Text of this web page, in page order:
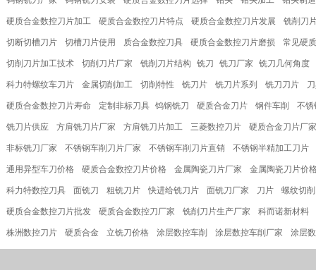
硬质合金数控刀片加工 硬质合金数控刀片特点 硬质合金数控刀片发展 铣削刀
切断切槽刀片 切槽刀片使用 质合金数控刀具 硬质合金数控刀片磨损 常见硬
切削刀片加工技术 切削刀片厂家 铣削刀片结构 ​铣刀 ​铣刀厂家 ​铣刀几何角度
科力特螺纹车刀片 金属切削加工 切削特性 铣刀片 铣刀片系列 铣刀刀片
硬质合金数控刀片寿命 定制非标刀具 ​钨钢铣刀 硬质合金刀片 钢件车削 不锈
铣刀片供应 方肩铣刀片厂家 方肩铣刀片加工 三菱数控刀片 硬质合金刀片厂家
非标铣刀厂家 不锈钢车削刀片厂家 不锈钢车削刀片直销 不锈钢半精加工刀片
通用异型车刀价格 硬质合金数控刀片价格 金属陶瓷刀片厂家 金属陶瓷刀片价
科力特数控刀具 面铣刀 粗铣刀片 快进给铣刀片 面铣刀厂家 刀片 螺纹切削
硬质合金数控刀片批发 硬质合金数控刀厂家 铣削刀片生产厂家 科而诺新材料
株洲数控刀片 硬质合金 立铣刀价格 涂层数控车削 涂层数控车削厂家 涂层